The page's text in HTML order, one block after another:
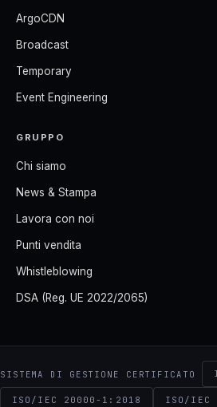
ArgoCDN
Broadcast
Temporary
Event Engineering
GRUPPO
Chi siamo
News & Stampa
Lavora con noi
Punti vendita
Whistleblowing
DSA (Reg. UE 2022/2065)
SISTEMA DI GESTIONE CERTIFICATO
ISO/IEC 20000-1:2018 ISO/IEC